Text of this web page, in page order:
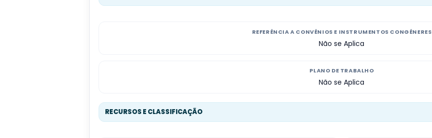
REFERÊNCIA A CONVÊNIOS E INSTRUMENTOS CONGÊNERES
Não se Aplica
PLANO DE TRABALHO
Não se Aplica
RECURSOS E CLASSIFICAÇÃO